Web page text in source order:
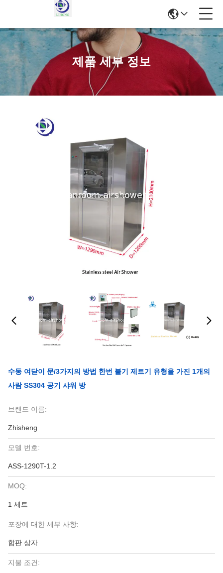
제품 세부 정보
수동 여닫이 문/3가지의 방법 한번 불기 제트기 유형을 가진 1개의
사람 SS304 공기 샤워 방
브랜드 이름:
Zhisheng
모델 번호:
ASS-1290T-1.2
MOQ:
1 세트
포장에 대한 세부 사항:
합판 상자
지불 조건: